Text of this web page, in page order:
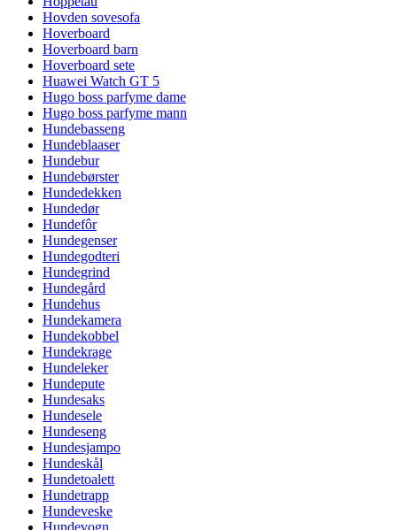
Hovden sovesofa
Hoverboard
Hoverboard barn
Hoverboard sete
Huawei Watch GT 5
Hugo boss parfyme dame
Hugo boss parfyme mann
Hundebasseng
Hundeblaaser
Hundebur
Hundebørster
Hundedekken
Hundedør
Hundefôr
Hundegenser
Hundegodteri
Hundegrind
Hundegård
Hundehus
Hundekamera
Hundekobbel
Hundekrage
Hundeleker
Hundepute
Hundesaks
Hundesele
Hundeseng
Hundesjampo
Hundeskål
Hundetoalett
Hundetrapp
Hundeveske
Hundevogn